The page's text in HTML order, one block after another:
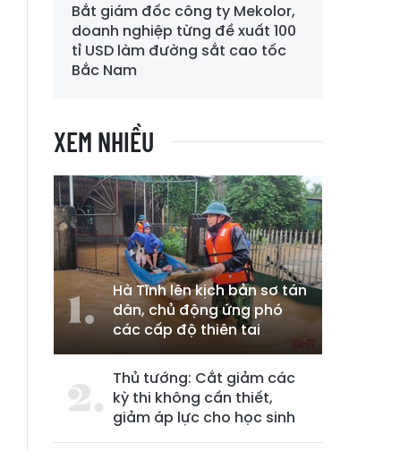
Bắt giám đốc công ty Mekolor,
doanh nghiệp từng đề xuất 100
tỉ USD làm đường sắt cao tốc
Bắc Nam
XEM NHIỀU
Hà Tĩnh lên kịch bản sơ tán
dân, chủ động ứng phó
các cấp độ thiên tai
Thủ tướng: Cắt giảm các
kỳ thi không cần thiết,
giảm áp lực cho học sinh